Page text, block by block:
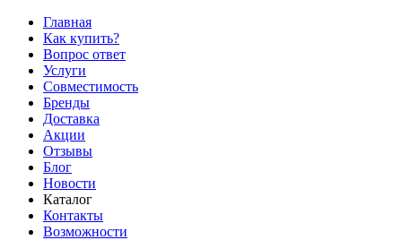
Главная
Как купить?
Вопрос ответ
Услуги
Совместимость
Бренды
Доставка
Акции
Отзывы
Блог
Новости
Каталог
Контакты
Возможности